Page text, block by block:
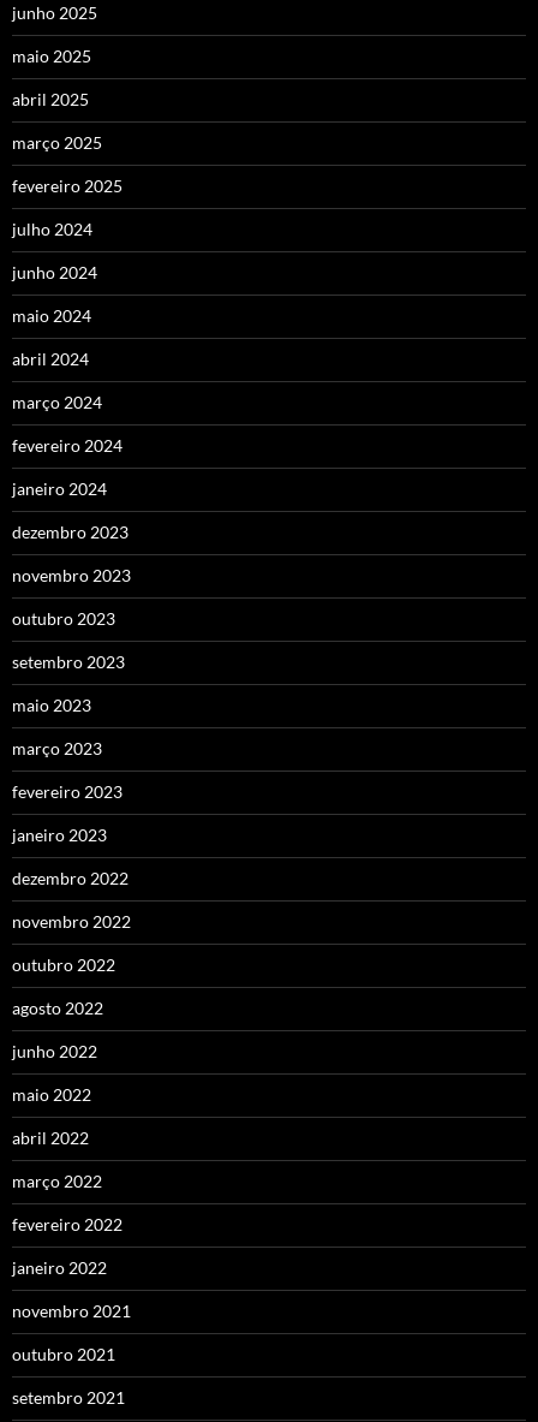
junho 2025
maio 2025
abril 2025
março 2025
fevereiro 2025
julho 2024
junho 2024
maio 2024
abril 2024
março 2024
fevereiro 2024
janeiro 2024
dezembro 2023
novembro 2023
outubro 2023
setembro 2023
maio 2023
março 2023
fevereiro 2023
janeiro 2023
dezembro 2022
novembro 2022
outubro 2022
agosto 2022
junho 2022
maio 2022
abril 2022
março 2022
fevereiro 2022
janeiro 2022
novembro 2021
outubro 2021
setembro 2021